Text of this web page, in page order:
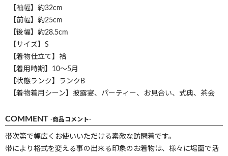
【袖幅】約32cm
【前幅】約25cm
【後幅】約28.5cm
【サイズ】S
【着物仕立て】袷
【着用時期】10～5月
【状態ランク】ランクB
【着物着用シーン】披露宴、パーティー、お見合い、式典、茶会
COMMENT -商品コメント-
帯次第で幅広くお使いいただける素敵な訪問着です。
帯により格式を変える事の出来る印象のお着物は、様々に場面で活